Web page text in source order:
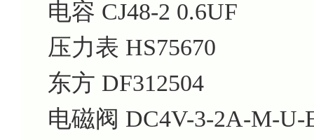
电容 CJ48-2 0.6UF
压力表 HS75670
东方 DF312504
电磁阀 DC4V-3-2A-M-U-